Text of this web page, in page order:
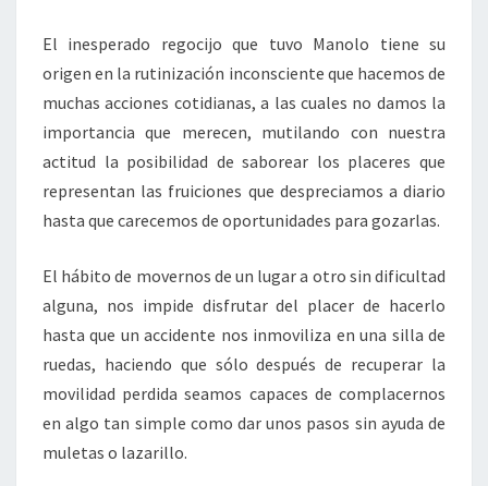
El inesperado regocijo que tuvo Manolo tiene su
origen en la rutinización inconsciente que hacemos de
muchas acciones cotidianas, a las cuales no damos la
importancia que merecen, mutilando con nuestra
actitud la posibilidad de saborear los placeres que
representan las fruiciones que despreciamos a diario
hasta que carecemos de oportunidades para gozarlas.
El hábito de movernos de un lugar a otro sin dificultad
alguna, nos impide disfrutar del placer de hacerlo
hasta que un accidente nos inmoviliza en una silla de
ruedas, haciendo que sólo después de recuperar la
movilidad perdida seamos capaces de complacernos
en algo tan simple como dar unos pasos sin ayuda de
muletas o lazarillo.